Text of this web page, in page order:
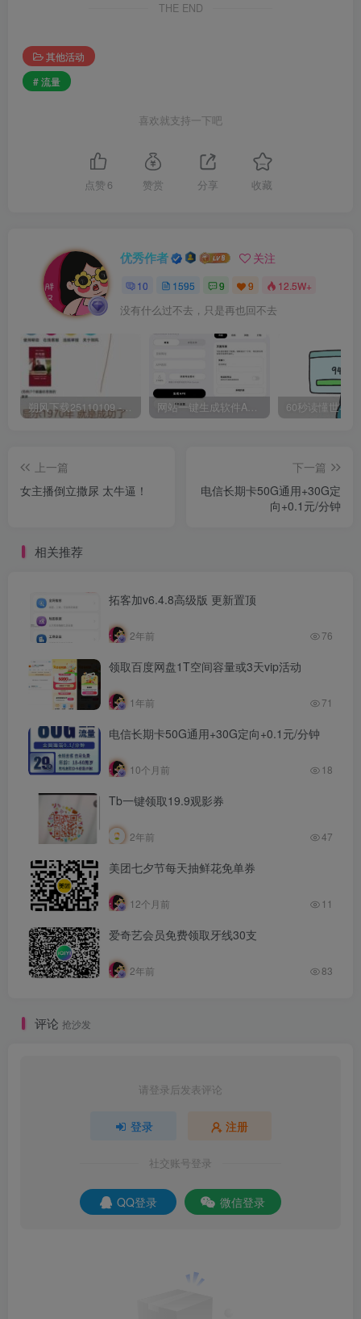
THE END
其他活动
# 流量
喜欢就支持一下吧
点赞 6 赞赏 分享 收藏
优秀作者 关注
10 1595 9 9 12.5W+
没有什么过不去，只是再也回不去
朔风下载25110109 -磁力下载神器-去VIP限制版本 网站一键生成软件APP 完美版 同时支持打包html文件
上一篇
女主播倒立撒尿 太牛逼！
下一篇
电信长期卡50G通用+30G定
向+0.1元/分钟
相关推荐
拓客加v6.4.8高级版 更新置顶
2年前 76
领取百度网盘1T空间容量或3天vip活动
1年前 71
电信长期卡50G通用+30G定向+0.1元/分钟
10个月前 18
Tb一键领取19.9观影券
2年前 47
美团七夕节每天抽鲜花免单券
12个月前 11
爱奇艺会员免费领取牙线30支
2年前 83
评论 抢沙发
请登录后发表评论
登录 注册
社交账号登录
QQ登录 微信登录